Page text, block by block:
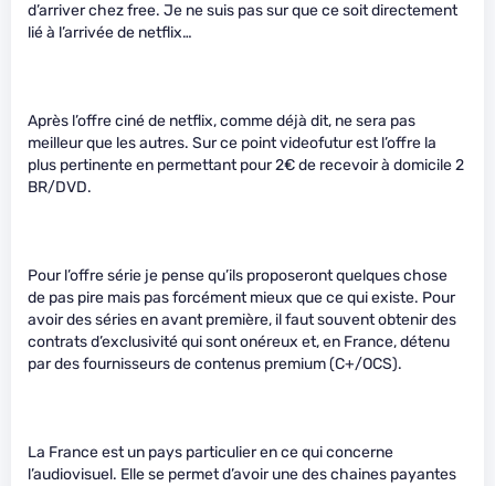
d’arriver chez free. Je ne suis pas sur que ce soit directement
lié à l’arrivée de netflix…
Après l’offre ciné de netflix, comme déjà dit, ne sera pas
meilleur que les autres. Sur ce point videofutur est l’offre la
plus pertinente en permettant pour 2€ de recevoir à domicile 2
BR/DVD.
Pour l’offre série je pense qu’ils proposeront quelques chose
de pas pire mais pas forcément mieux que ce qui existe. Pour
avoir des séries en avant première, il faut souvent obtenir des
contrats d’exclusivité qui sont onéreux et, en France, détenu
par des fournisseurs de contenus premium (C+/OCS).
La France est un pays particulier en ce qui concerne
l’audiovisuel. Elle se permet d’avoir une des chaines payantes